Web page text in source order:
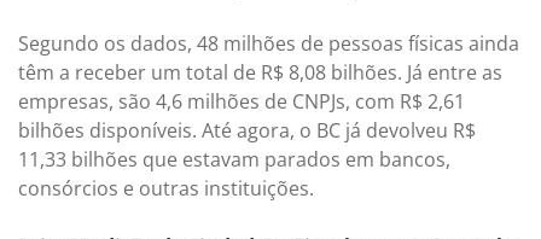
Segundo os dados, 48 milhões de pessoas físicas ainda
têm a receber um total de R$ 8,08 bilhões. Já entre as
empresas, são 4,6 milhões de CNPJs, com R$ 2,61
bilhões disponíveis. Até agora, o BC já devolveu R$
11,33 bilhões que estavam parados em bancos,
consórcios e outras instituições.